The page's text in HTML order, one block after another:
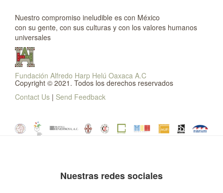
Nuestro compromiso ineludible es con México
con su gente, con sus culturas y con los valores humanos
universales
Fundación Alfredo Harp Helú Oaxaca A.C
Copyright © 2021. Todos los derechos reservados
Contact Us | Send Feedback
Nuestras redes sociales